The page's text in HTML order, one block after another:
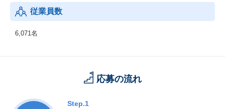
従業員数
6,071名
応募の流れ
Step.1